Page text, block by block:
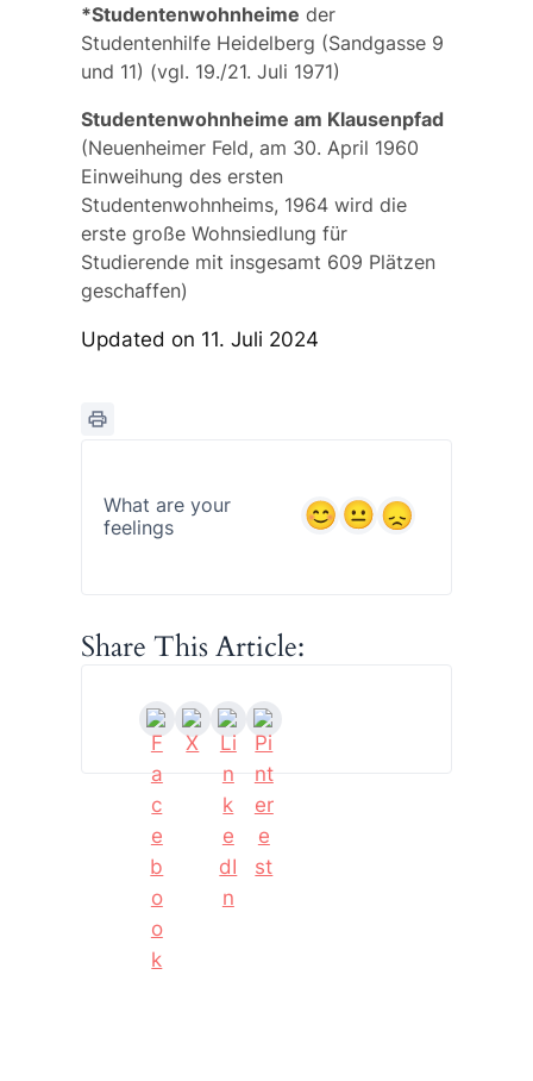
*Studentenwohnheime der
Studentenhilfe Heidelberg (Sandgasse 9
und 11) (vgl. 19./21. Juli 1971)
Studentenwohnheime am Klausenpfad
(Neuenheimer Feld, am 30. April 1960
Einweihung des ersten
Studentenwohnheims, 1964 wird die
erste große Wohnsiedlung für
Studierende mit insgesamt 609 Plätzen
geschaffen)
Updated on 11. Juli 2024
What are your
feelings
Share This Article: